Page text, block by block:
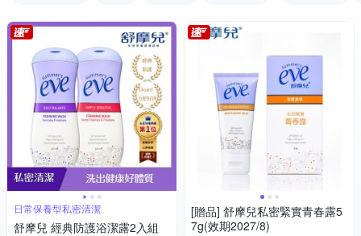
日常保養型私密清潔
舒摩兒 經典防護浴潔露2入組
[贈品] 舒摩兒私密緊實青春露5
7g(效期2027/8)